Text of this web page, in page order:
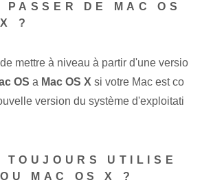
DE MAC OS
?
mettre à niveau à partir d'une versio
OS a Mac OS X si votre Mac est co
version du système d'exploitati
UTILISE
MAC OS X ?